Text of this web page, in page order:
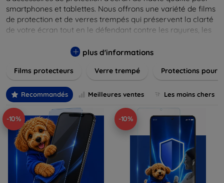
smartphones et tablettes. Nous offrons une variété de films
de protection et de verres trempés qui préservent la clarté
de votre écran tout en le défendant contre les rayures, les
s'adapter parfaitement à votre appareil, garantissant une
compromis sur la sensibilité tactile. Explorez notre gamme
besoins et assurez-vous que votre écran reste comme neuf,
longtemps.
plus d'informations
Films protecteurs Verre trempé Protections pour
Recommandés Meilleures ventes Les moins chers
-10% -10%